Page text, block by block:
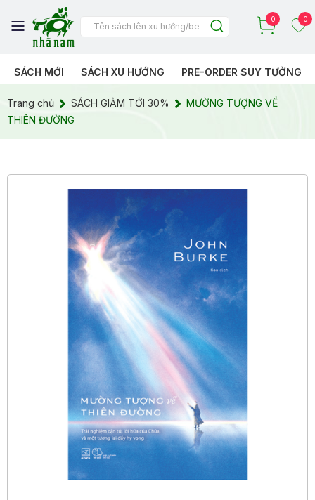
0 0
SÁCH MỚI SÁCH XU HƯỚNG PRE-ORDER SUY TƯỞNG
Trang chủ SÁCH GIẢM TỚI 30%
MƯỜNG TƯỢNG VỀ
THIÊN ĐƯỜNG